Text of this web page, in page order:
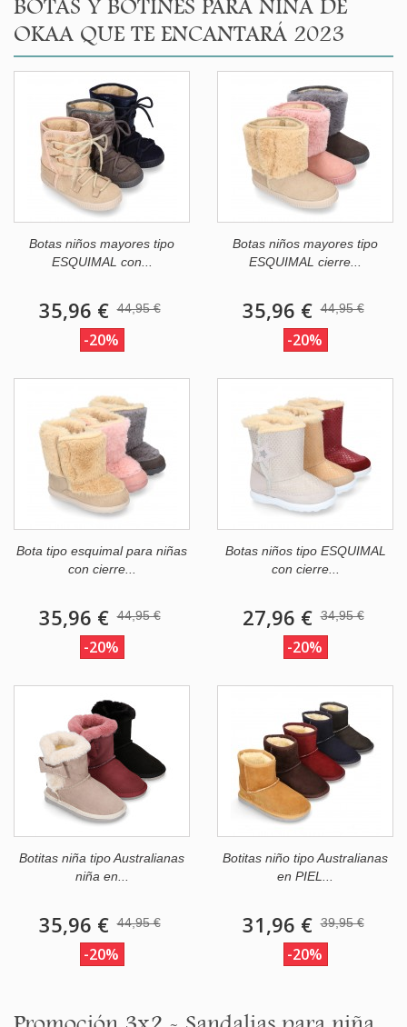
BOTAS Y BOTINES PARA NIÑA DE
OKAA QUE TE ENCANTARÁ 2023
Botas niños mayores tipo
ESQUIMAL con...
35,96 € 44,95 €
-20%
Botas niños mayores tipo
ESQUIMAL cierre...
35,96 € 44,95 €
-20%
Bota tipo esquimal para niñas
con cierre...
35,96 € 44,95 €
-20%
Botas niños tipo ESQUIMAL
con cierre...
27,96 € 34,95 €
-20%
Botitas niña tipo Australianas
niña en...
35,96 € 44,95 €
-20%
Botitas niño tipo Australianas
en PIEL...
31,96 € 39,95 €
-20%